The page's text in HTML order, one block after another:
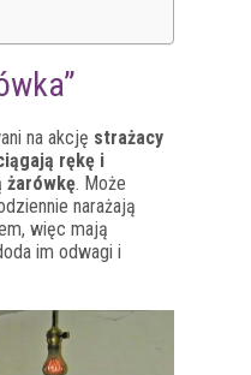
na akcję strażacy
rękę i
żarówkę. Może
narażają
więc mają
im odwagi i